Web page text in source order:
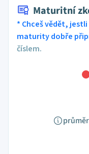
Maturitní
* Chceš vědět,
maturity dobře
číslem.